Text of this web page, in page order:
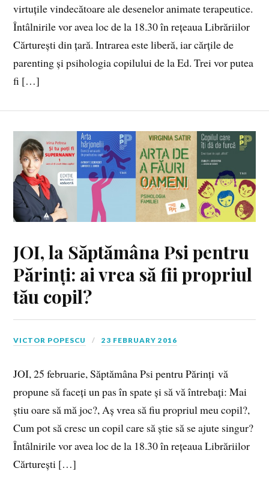
virtuțile vindecătoare ale desenelor animate terapeutice.
Întâlnirile vor avea loc de la 18.30 în rețeaua Librăriilor
Cărturești din țară. Intrarea este liberă, iar cărțile de
parenting și psihologia copilului de la Ed. Trei vor putea
fi […]
JOI, la Săptămâna Psi pentru
Părinți: ai vrea să fii propriul
tău copil?
VICTOR POPESCU 23 FEBRUARY 2016
JOI, 25 februarie, Săptămâna Psi pentru Părinți vă
propune să faceți un pas în spate și să vă întrebați: Mai
știu oare să mă joc?, Aș vrea să fiu propriul meu copil?,
Cum pot să cresc un copil care să știe să se ajute singur?
Întâlnirile vor avea loc de la 18.30 în rețeaua Librăriilor
Cărturești […]